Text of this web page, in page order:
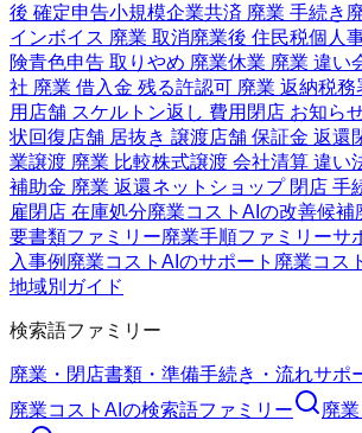
後 確定申告小規模企業共済 廃業 手続き
インボイス 廃業 取消廃業後 住民税個人
険青色申告 取りやめ 廃業休業 廃業 違い
社 廃業 借入金 残る許認可 廃業 返納税務
用 店舗 スケルトン返し 費用 閉店 お知ら
状回復店舗 居抜き 譲渡店舗 保証金 返還
業譲渡 廃業 比較株式譲渡 会社清算 違い
補助金 廃業 返還ネットショップ 閉店 手
雇閉店 在庫処分廃業コストAIの改善候補
要書類ファミリー廃業手順ファミリーサ
入事例 廃業コストAIのサポート 廃業コス
地域別ガイド
検索語ファミリー
廃業・閉店書類・準備手続き・流れサポ
廃業コストAI の検索語ファミリー 廃